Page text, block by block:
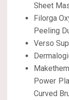
Sheet
Filorga
Peeling
Verso
Power
Curved